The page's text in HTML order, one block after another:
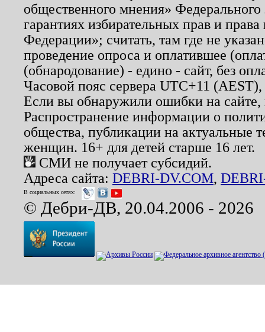
общественного мнения»
гарантиях избирательных прав и
Федерации»; считать, там где не
проведение опроса и оплатившее
(обнародование) - едино - сайт, без
Часовой пояс сервера UTC+11
Если вы обнаружили ошибки на
Распространение информации о
общества, публикации на актуальные
женщин. 16+ для детей старше 16 лет.
СМИ не получает субсидий.
Адреса сайта: DEBRI-DV.COM,
В социальных сетях:
© Дебри-ДВ, 20.04.2006 - 2026